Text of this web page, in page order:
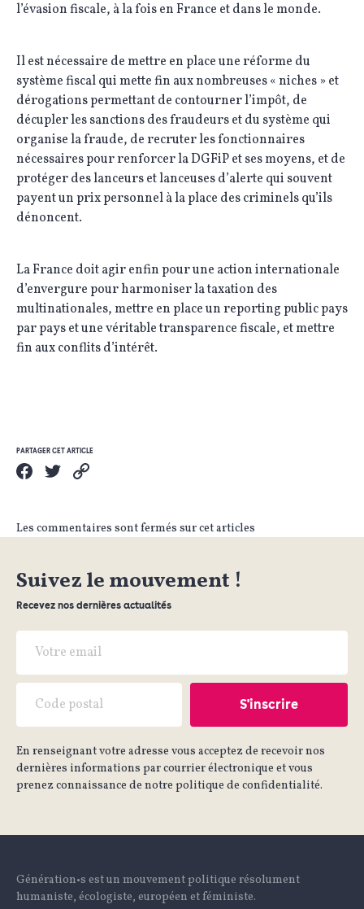
l’évasion fiscale, à la fois en France et dans le monde.
Il est nécessaire de mettre en place une réforme du
système fiscal qui mette fin aux nombreuses « niches » et
dérogations permettant de contourner l’impôt, de
décupler les sanctions des fraudeurs et du système qui
organise la fraude, de recruter les fonctionnaires
nécessaires pour renforcer la DGFiP et ses moyens, et de
protéger des lanceurs et lanceuses d’alerte qui souvent
payent un prix personnel à la place des criminels qu’ils
dénoncent.
La France doit agir enfin pour une action internationale
d’envergure pour harmoniser la taxation des
multinationales, mettre en place un reporting public pays
par pays et une véritable transparence fiscale, et mettre
fin aux conflits d’intérêt.
PARTAGER CET ARTICLE
Les commentaires sont fermés sur cet articles
Suivez le mouvement !
Recevez nos dernières actualités
En renseignant votre adresse vous acceptez de recevoir nos
dernières informations par courrier électronique et vous
prenez connaissance de notre politique de confidentialité.
Génération•s est un mouvement politique résolument
humaniste, écologiste, européen et féministe.